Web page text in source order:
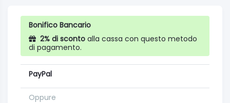
Bonifico Bancario
2% di sconto alla cassa con questo metodo
di pagamento.
PayPal
Oppure